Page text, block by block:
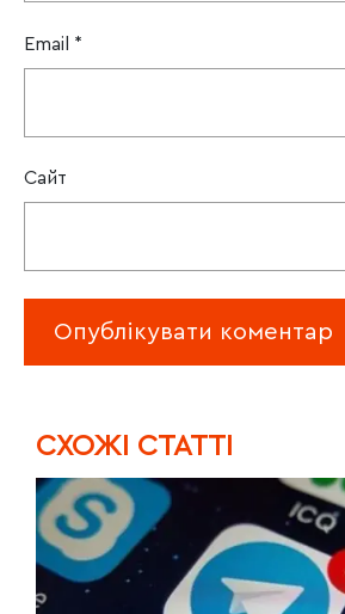
Email *
Сайт
CХОЖІ СТАТТІ